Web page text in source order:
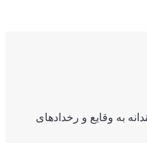
به وقایع و رخدادهای